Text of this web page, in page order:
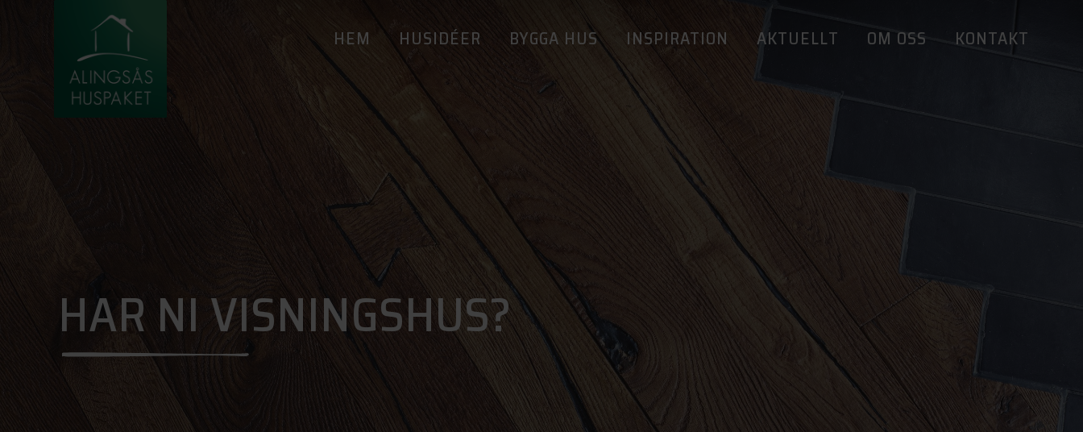
HEM HUSIDÉER BYGGA HUS INSPIRATION AKTUELLT OM OSS KONTAKT
HAR NI VISNINGSHUS?